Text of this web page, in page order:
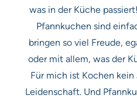
was in der Küche
Pfannkuchen sind
bringen so viel Freude,
oder mit allem, was der
Für mich ist Kochen kein
Leidenschaft. Und